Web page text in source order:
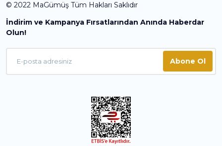
© 2022 MaGümüş Tüm Hakları Saklıdır
İndirim ve Kampanya Fırsatlarından Anında Haberdar
Olun!
Abone Ol